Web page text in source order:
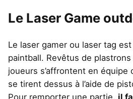
Le Laser Game
Le laser gamer ou laser tag
paintball. Revêtus de
joueurs s’affrontent en équipe
se tirent dessus à l’aide de